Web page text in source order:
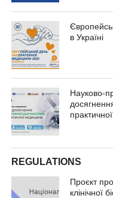
в Україні
Науково-
REGULATIONS
Проєкт
клінічної